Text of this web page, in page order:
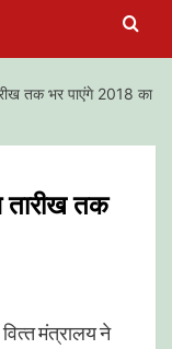
तक भर पाएंगे 2018 का
तारीख तक
वित्‍त मंत्रालय ने